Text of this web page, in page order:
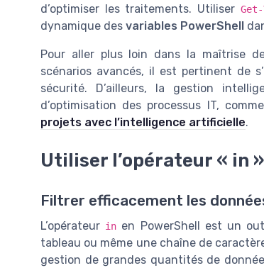
d’optimiser les traitements. Utiliser
dynamique des variables PowerShell
Pour aller plus loin dans la maîtrise
scénarios avancés, il est pertinent de
sécurité. D’ailleurs, la gestion
d’optimisation des processus IT,
projets avec l’intelligence artificielle.
Utiliser l’opérateur « in
Filtrer efficacement les
L’opérateur in en PowerShell est un
tableau ou même une chaîne de
gestion de grandes quantités de